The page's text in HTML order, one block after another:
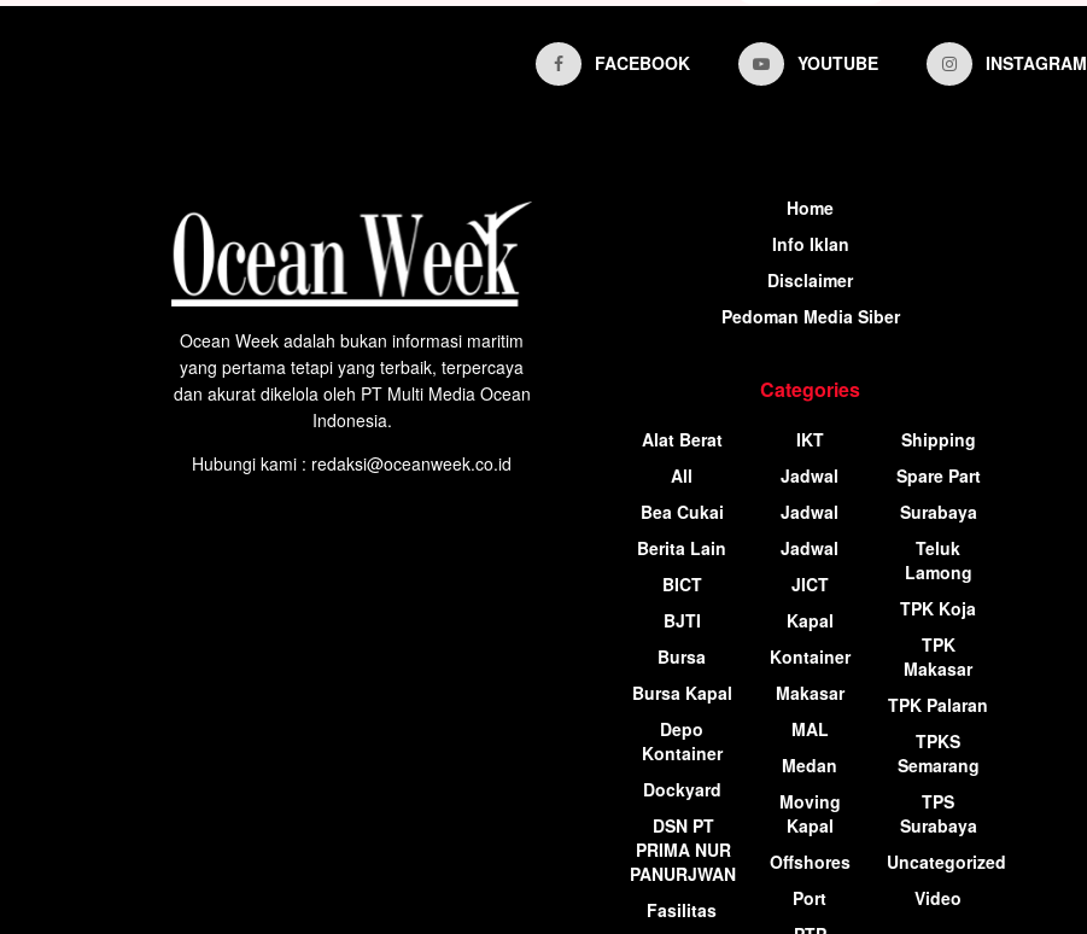
FACEBOOK YOUTUBE INSTAGRAM
Ocean Week adalah bukan informasi maritim
yang pertama tetapi yang terbaik, terpercaya
dan akurat dikelola oleh PT Multi Media Ocean
Indonesia.
Hubungi kami : redaksi@oceanweek.co.id
Home
Info Iklan
Disclaimer
Pedoman Media Siber
Categories
Alat Berat
All
Bea Cukai
Berita Lain
BICT
BJTI
Bursa
Bursa Kapal
Depo
Kontainer
Dockyard
DSN PT
PRIMA NUR
PANURJWAN
Fasilitas
IKT
Jadwal
Jadwal
Jadwal
JICT
Kapal
Kontainer
Makasar
MAL
Medan
Moving
Kapal
Offshores
Port
Shipping
Spare Part
Surabaya
Teluk
Lamong
TPK Koja
TPK
Makasar
TPK Palaran
TPKS
Semarang
TPS
Surabaya
Uncategorized
Video